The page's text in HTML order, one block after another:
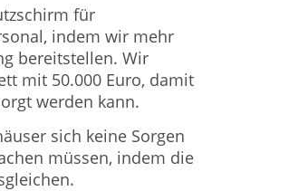
für
indem wir mehr
bereitstellen. Wir
mit 50.000 Euro, damit
werden kann.
sich keine Sorgen
müssen, indem die